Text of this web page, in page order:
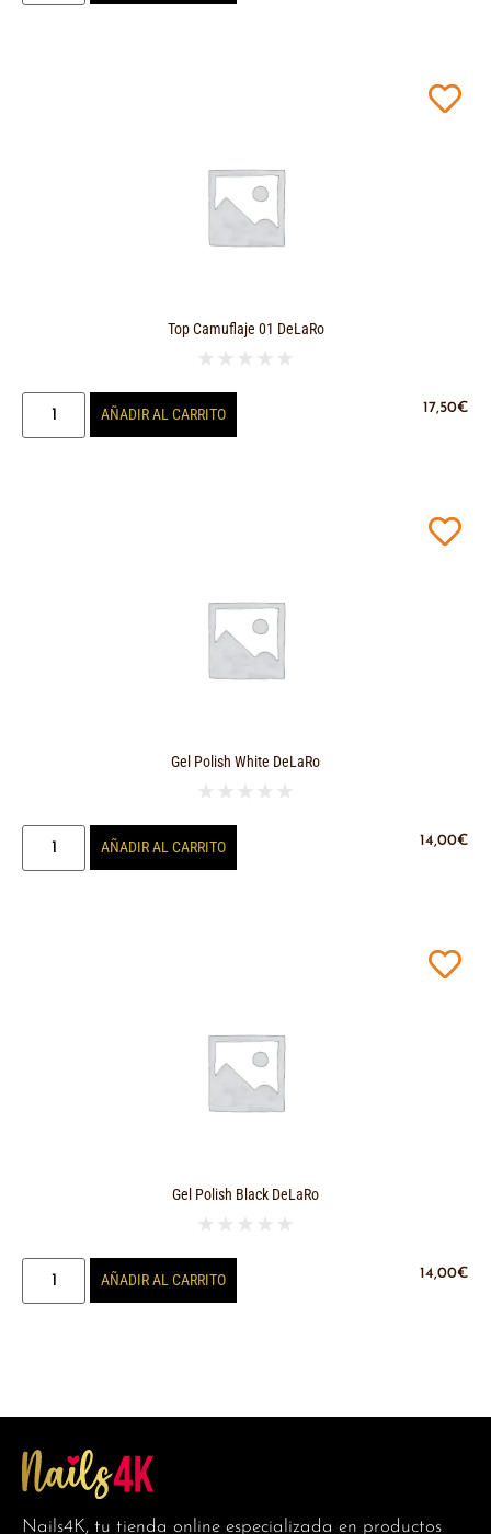
Top Camuflaje 01 DeLaRo
★ ★ ★ ★ ★
17,50€
AÑADIR AL CARRITO
Gel Polish White DeLaRo
★ ★ ★ ★ ★
14,00€
AÑADIR AL CARRITO
Gel Polish Black DeLaRo
★ ★ ★ ★ ★
14,00€
AÑADIR AL CARRITO
Nails4K, tu tienda online especializada en productos